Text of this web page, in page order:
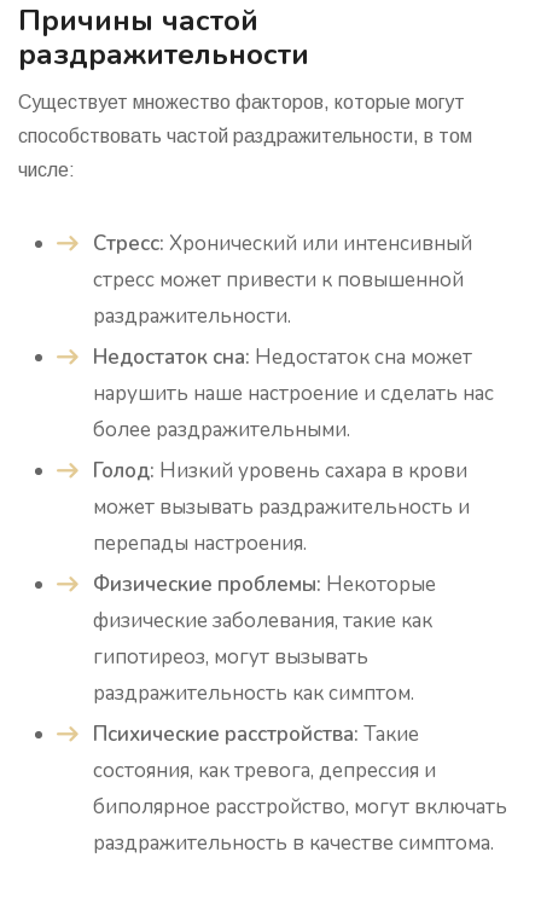
Причины частой
раздражительности
Существует множество факторов, которые могут
способствовать частой раздражительности, в том
числе:
Стресс: Хронический или интенсивный
стресс может привести к повышенной
раздражительности.
Недостаток сна: Недостаток сна может
нарушить наше настроение и сделать нас
более раздражительными.
Голод: Низкий уровень сахара в крови
может вызывать раздражительность и
перепады настроения.
Физические проблемы: Некоторые
физические заболевания, такие как
гипотиреоз, могут вызывать
раздражительность как симптом.
Психические расстройства: Такие
состояния, как тревога, депрессия и
биполярное расстройство, могут включать
раздражительность в качестве симптома.